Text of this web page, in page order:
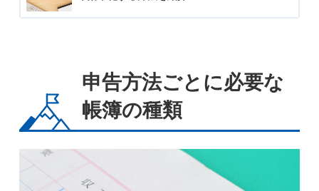
申告方法ごとに必要な
帳簿の種類